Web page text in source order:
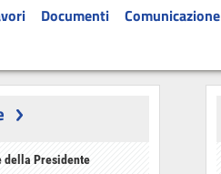
Documenti Comunicazione
della Presidente